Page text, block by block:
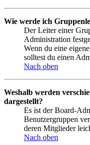
Wie werde ich
Der Leiter einer
Administration
Wenn du eine
solltest du einen
Nach oben
Weshalb werden
dargestellt?
Es ist der Board-
Benutzergruppen
deren Mitglieder
Nach oben